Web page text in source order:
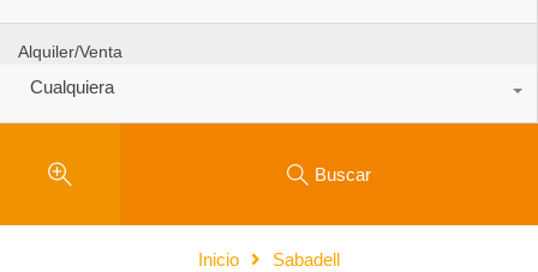
Alquiler/Venta
Cualquiera
Buscar
Inicio Sabadell